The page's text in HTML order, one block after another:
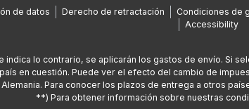
de datos Derecho de retractación Condiciones de
Accessibility
indica lo contrario, se aplicarán los gastos de envío. Si
en cuestión. Puede ver el efecto del cambio de
Para conocer los plazos de entrega a otros
**) Para obtener información sobre nuestras